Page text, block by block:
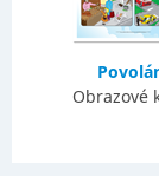
Obrazové